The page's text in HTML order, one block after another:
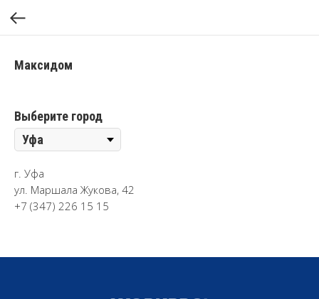
Максидом
Выберите город
г. Уфа
ул. Маршала Жукова, 42
+7 (347) 226 15 15